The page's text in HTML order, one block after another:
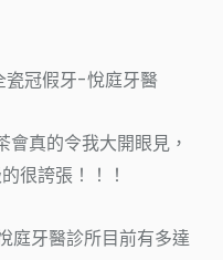
會真的令我大開眼見，
很誇張！！！
庭牙醫診所目前有多達